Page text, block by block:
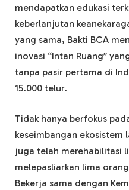
mendapatkan edukasi
keberlanjutan
yang sama, Bakti BCA
inovasi “Intan Ruang”
tanpa pasir pertama di
15.000 telur.
Tidak hanya berfokus
keseimbangan ekosistem
juga telah merehabilitasi
melepasliarkan lima
Bekerja sama dengan